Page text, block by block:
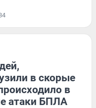
в скорые
в
атаки БПЛА